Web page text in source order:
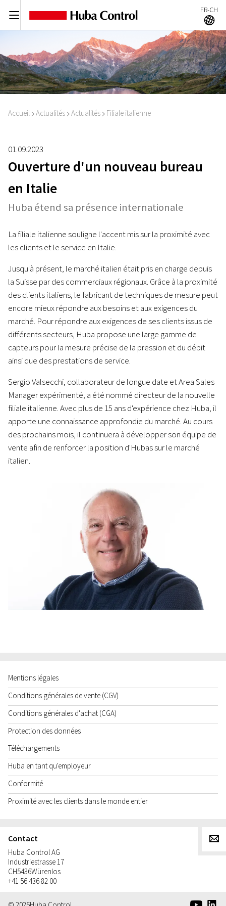
C FR-CH
A
Accueil I Actualités I Actualités I Filiale italienne
01.09.2023
Ouverture d'un nouveau bureau
en Italie
Huba étend sa présence internationale
La filiale italienne souligne l'accent mis sur la proximité avec
les clients et le service en Italie.
Jusqu'à présent, le marché italien était pris en charge depuis
la Suisse par des commerciaux régionaux. Grâce à la proximité
des clients italiens, le fabricant de techniques de mesure peut
encore mieux répondre aux besoins et aux exigences du
marché. Pour répondre aux exigences de ses clients issus de
différents secteurs, Huba propose une large gamme de
capteurs pour la mesure précise de la pression et du débit
ainsi que des prestations de service.
Sergio Valsecchi, collaborateur de longue date et Area Sales
Manager expérimenté, a été nommé directeur de la nouvelle
filiale italienne. Avec plus de 15 ans d'expérience chez Huba, il
apporte une connaissance approfondie du marché. Au cours
des prochains mois, il continuera à développer son équipe de
vente afin de renforcer la position d'Hubas sur le marché
italien.
Mentions légales
Conditions générales de vente (CGV)
Conditions générales d'achat (CGA)
Protection des données
Téléchargements
Huba en tant qu'employeur
Conformité
Proximité avec les clients dans le monde entier
Contact
Huba Control AG
Industriestrasse 17
CH5436Würenlos
+41 56 436 82 00
g